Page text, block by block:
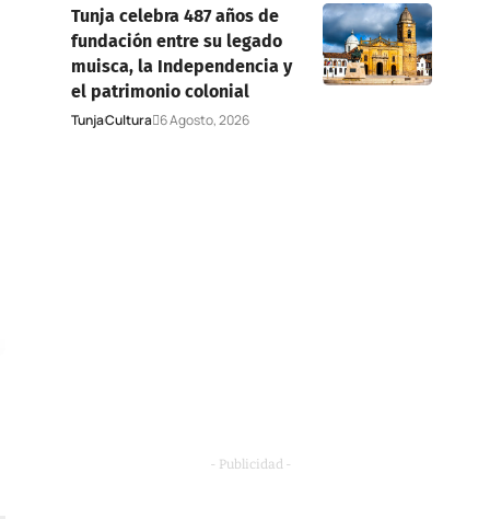
Tunja celebra 487 años de
fundación entre su legado
muisca, la Independencia y
el patrimonio colonial
TunjaCultura 6 Agosto, 2026
- Publicidad -